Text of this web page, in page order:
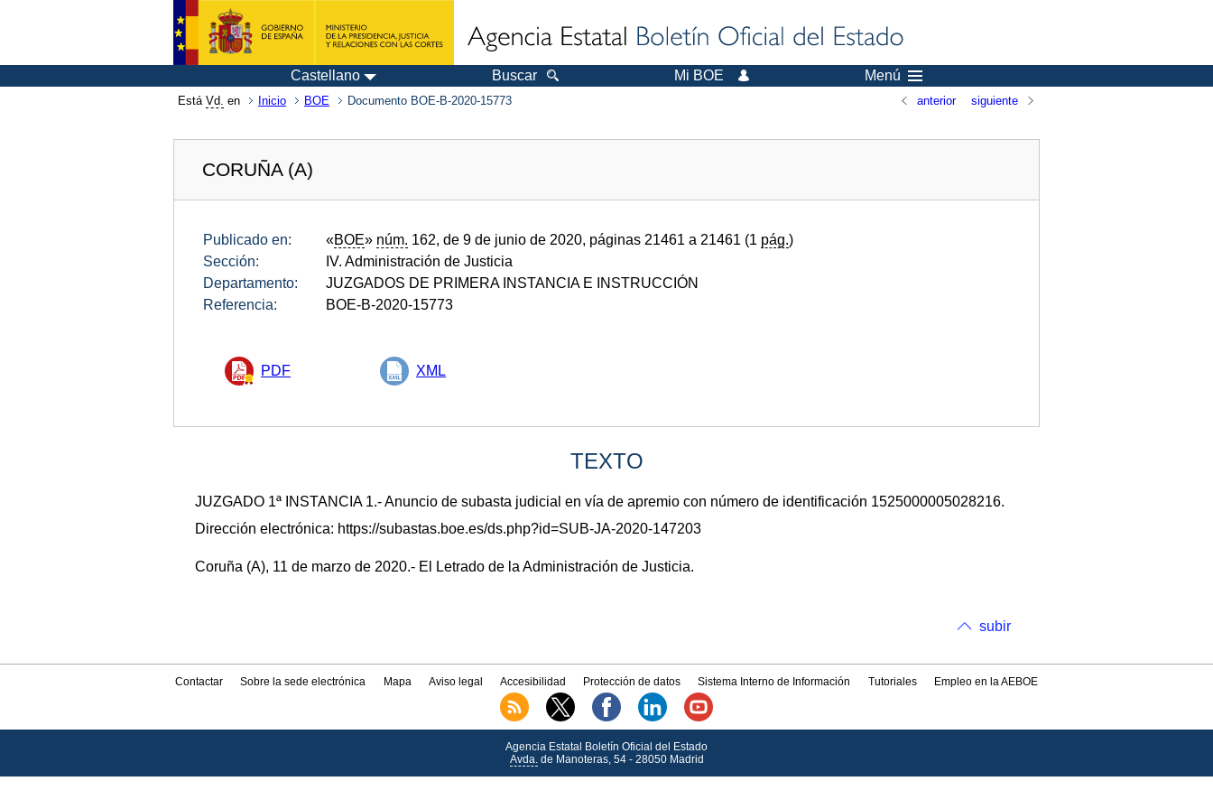
Castellano Buscar Mi BOE Menú
Está Vd. en Inicio BOE Documento BOE-B-2020-15773 anterior siguiente
CORUÑA (A)
Publicado en: «BOE» núm. 162, de 9 de junio de 2020, páginas 21461 a 21461 (1 pág.)
Sección:
IV. Administración de Justicia
Departamento:
JUZGADOS DE PRIMERA INSTANCIA E INSTRUCCIÓN
Referencia:
BOE-B-2020-15773
PDF XML
TEXTO
JUZGADO 1ª INSTANCIA 1.- Anuncio de subasta judicial en vía de apremio con número de identificación 1525000005028216.
Dirección electrónica: https://subastas.boe.es/ds.php?id=SUB-JA-2020-147203
Coruña (A), 11 de marzo de 2020.- El Letrado de la Administración de Justicia.
subir
Contactar Sobre la sede electrónica Mapa Aviso legal Accesibilidad Protección de datos Sistema Interno de Información Tutoriales Empleo en la AEBOE
Agencia Estatal Boletín Oficial del Estado
Avda.de Manoteras, 54 - 28050 Madrid